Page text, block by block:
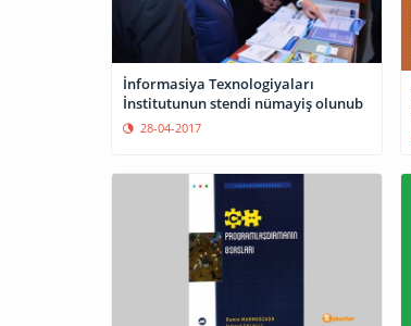
İnformasiya Texnologiyaları
İnstitutunun stendi nümayiş olunub
28-04-2017